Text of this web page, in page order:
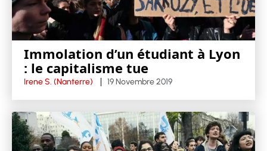
Immolation d’un étudiant à Lyon
: le capitalisme tue
Irene S. (Nanterre) 19 Novembre 2019